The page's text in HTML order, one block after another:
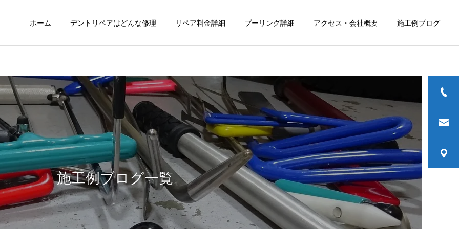
ホーム デントリペアはどんな修理 リペア料金詳細 プーリング詳細 アクセス・会社概要 施工例ブログ
施工例ブログ一覧